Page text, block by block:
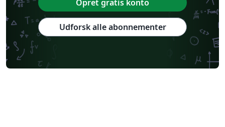
Opret gratis konto
Udforsk alle abonnementer